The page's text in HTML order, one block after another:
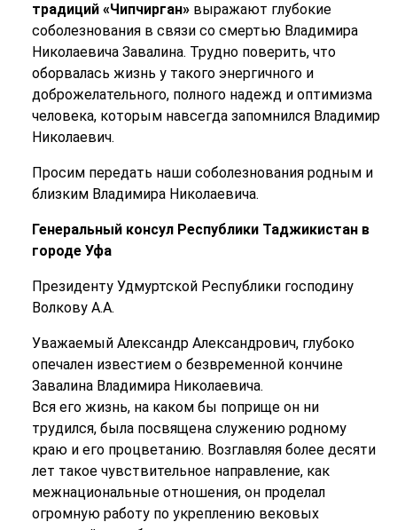
традиций «Чипчирган»выражают глубокие
соболезнования в связи со смертью Владимира
Николаевича Завалина. Трудно поверить, что
оборвалась жизнь у такого энергичного и
доброжелательного, полного надежд и оптимизма
человека, которым навсегда запомнился Владимир
Николаевич.
Просим передать наши соболезнования родным и
близким Владимира Николаевича.
Генеральный консул Республики Таджикистан в
городе Уфа
Президенту Удмуртской Республики господину
Волкову А.А.
Уважаемый Александр Александрович, глубоко
опечален известием о безвременной кончине
Завалина Владимира Николаевича.
Вся его жизнь, на каком бы поприще он ни
трудился, была посвящена служению родному
краю и его процветанию. Возглавляя более десяти
лет такое чувствительное направление, как
межнациональные отношения, он проделал
огромную работу по укреплению вековых